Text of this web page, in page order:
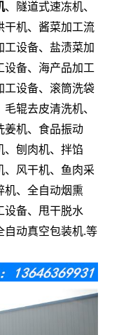
、隧道式速冻机、
干机、酱菜加工流
工设备、盐渍菜加
设备、海产品加工
工设备、滚筒洗袋
辊去皮清洗机、
姜机、食品振动
、刨肉机、拌馅
、风干机、鱼肉采
机、全自动烟熏
设备、甩干脱水
自动真空包装机.等